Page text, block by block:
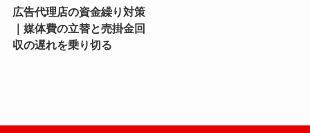
広告代理店の資金繰り対策
｜媒体費の立替と売掛金回
収の遅れを乗り切る